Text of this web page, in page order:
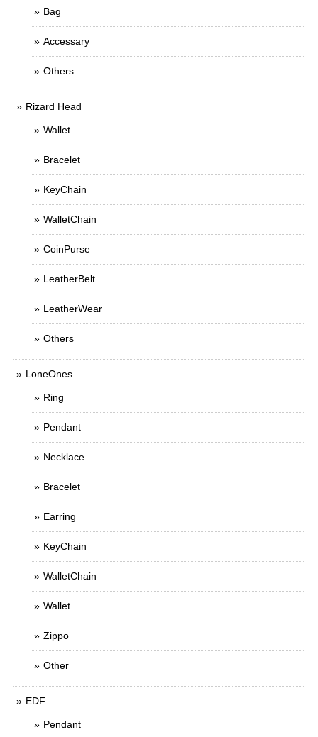
Bag
Accessary
Others
Rizard Head
Wallet
Bracelet
KeyChain
WalletChain
CoinPurse
LeatherBelt
LeatherWear
Others
LoneOnes
Ring
Pendant
Necklace
Bracelet
Earring
KeyChain
WalletChain
Wallet
Zippo
Other
EDF
Pendant